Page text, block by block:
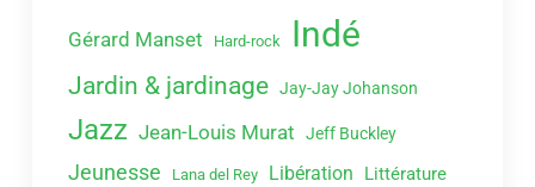
Gérard Manset Hard-rock Indé
Jardin & jardinage Jay-Jay Johanson
Jazz Jean-Louis Murat Jeff Buckley
Jeunesse Lana del Rey Libération Littérature